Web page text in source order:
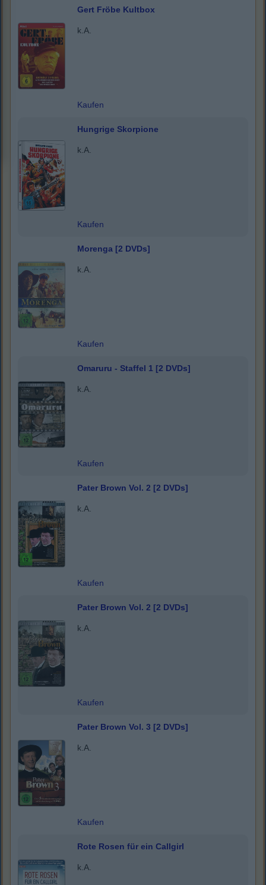
Gert Fröbe Kultbox
k.A.
Kaufen
Hungrige Skorpione
k.A.
Kaufen
Morenga [2 DVDs]
k.A.
Kaufen
Omaruru - Staffel 1 [2 DVDs]
k.A.
Kaufen
Pater Brown Vol. 2 [2 DVDs]
k.A.
Kaufen
Pater Brown Vol. 2 [2 DVDs]
k.A.
Kaufen
Pater Brown Vol. 3 [2 DVDs]
k.A.
Kaufen
Rote Rosen für ein Callgirl
k.A.